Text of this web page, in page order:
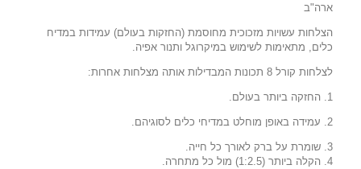
ארה"ב
הצלחות עשויות מזכוכית מחוסמת (החזקות בעולם) עמידות במדיח
כלים, מתאימות לשימוש במיקרוגל ותנור אפיה.
לצלחות קורל 8 תכונות המבדילות אותה מצלחות אחרות:
1. החזקה ביותר בעולם.
2. עמידה באופן מוחלט במדיחי כלים לסוגיהם.
3. שומרת על ברק לאורך כל חייה.
4. הקלה ביותר (1:2.5) מול כל מתחרה.